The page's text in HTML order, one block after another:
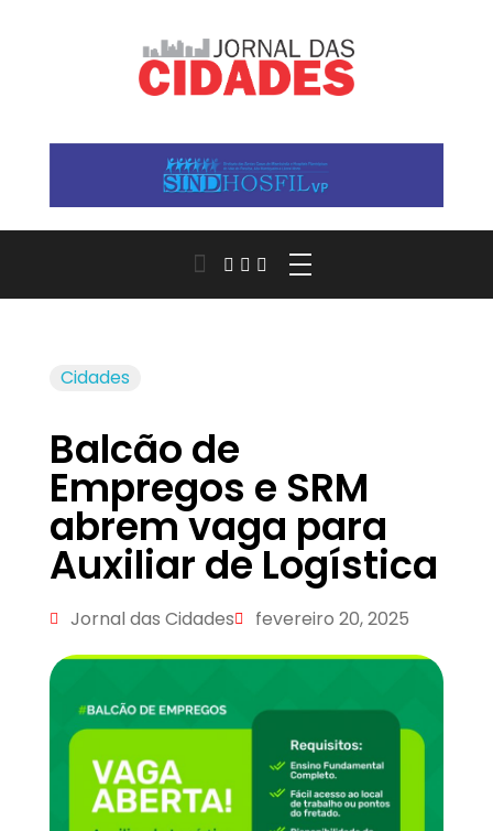
Cidades
Balcão de
Empregos e SRM
abrem vaga para
Auxiliar de Logística
Jornal das Cidades fevereiro 20, 2025